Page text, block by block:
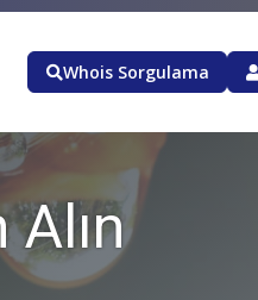
Whois Sorgulama
Alın